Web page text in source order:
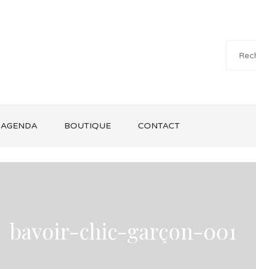
AGENDA BOUTIQUE CONTACT
bavoir-chic-garçon-001